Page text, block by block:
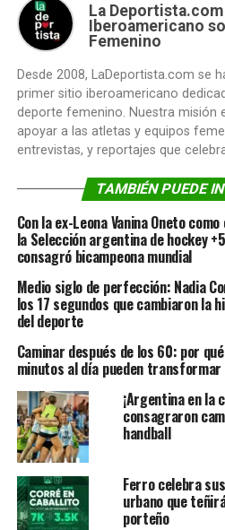
La
Iberoamericano
Femenino
Desde 2008, LaDeportista.com se
primer sitio iberoamericano
deporte femenino. Nuestra misión
apoyar a las atletas y equipos
entrevistas, y reportajes que
TAMBIÉN PUEDE
Con la ex-Leona Vanina Oneto
la Selección argentina de hockey
consagró bicampeona mundial
Medio siglo de perfección: Nadia
los 17 segundos que cambiaron la
del deporte
Caminar después de los 60: por
minutos al día pueden
¡Argentina en la
consagraron
handball
Ferro celebra
urbano que
porteño